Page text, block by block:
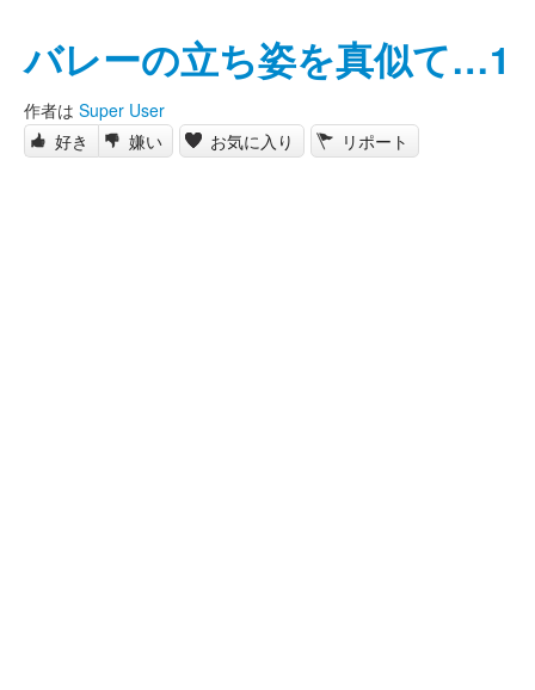
バレーの立ち姿を真似て…1
作者は Super User
好き
嫌い お気に入り リポート